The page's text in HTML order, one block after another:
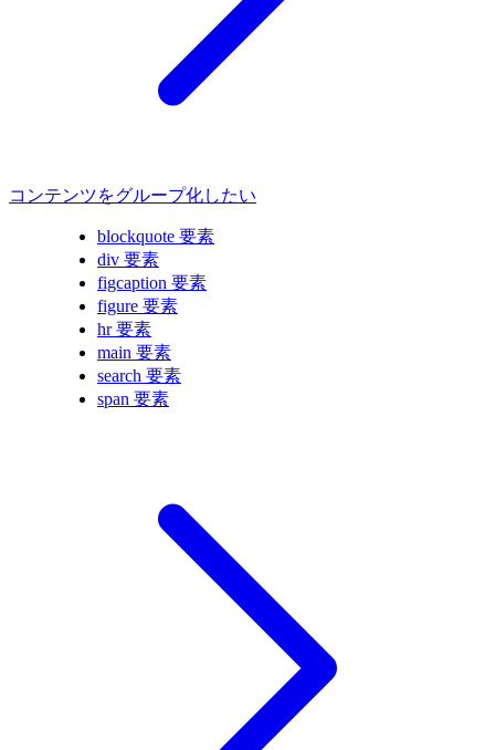
コンテンツをグループ化したい
blockquote 要素
div 要素
figcaption 要素
figure 要素
hr 要素
main 要素
search 要素
span 要素